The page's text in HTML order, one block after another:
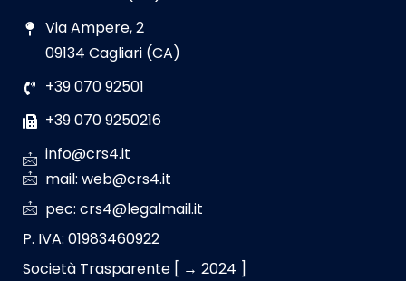
Via Ampere, 2
09134 Cagliari (CA)
+39 070 92501
+39 070 9250216
info@crs4.it
mail: web@crs4.it
pec: crs4@legalmail.it
P. IVA: 01983460922
Società Trasparente [ → 2024 ]